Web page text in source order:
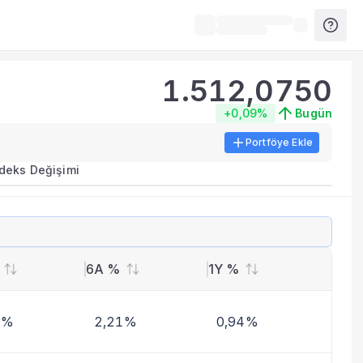
metrikleri listelenir.
benzer fonları inceleyebilirsiniz.
1.512,0750
+0,09% Bugün
Portföye Ekle
Değişimi
6A % 1Y %
2,21% 0,94%